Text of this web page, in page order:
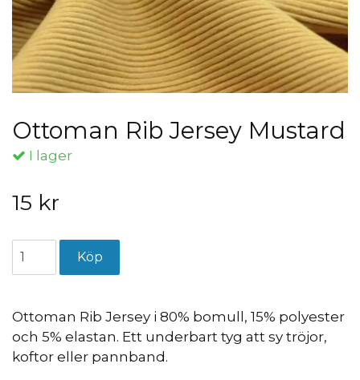
Ottoman Rib Jersey Mustard
I lager
15 kr
Ottoman Rib Jersey i 80% bomull, 15% polyester
och 5% elastan. Ett underbart tyg att sy tröjor,
koftor eller pannband.